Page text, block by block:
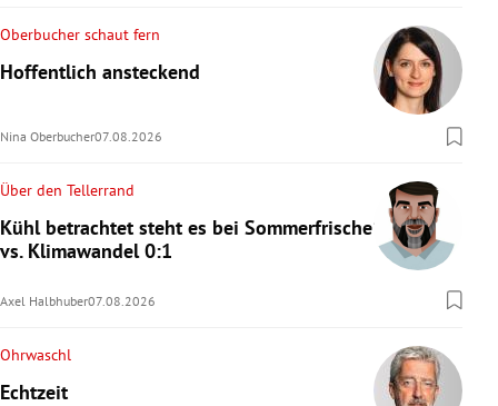
Oberbucher schaut fern
Hoffentlich ansteckend
Nina Oberbucher07.08.2026
Über den Tellerrand
Kühl betrachtet steht es bei Sommerfrische
vs. Klimawandel 0:1
Axel Halbhuber07.08.2026
Ohrwaschl
Echtzeit